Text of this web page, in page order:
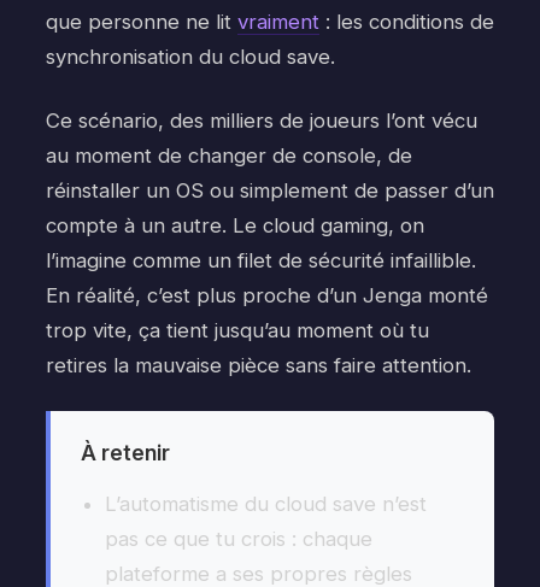
que personne ne lit vraiment : les conditions de
synchronisation du cloud save.
Ce scénario, des milliers de joueurs l’ont vécu
au moment de changer de console, de
réinstaller un OS ou simplement de passer d’un
compte à un autre. Le cloud gaming, on
l’imagine comme un filet de sécurité infaillible.
En réalité, c’est plus proche d’un Jenga monté
trop vite, ça tient jusqu’au moment où tu
retires la mauvaise pièce sans faire attention.
À retenir
L’automatisme du cloud save n’est
pas ce que tu crois : chaque
plateforme a ses propres règles